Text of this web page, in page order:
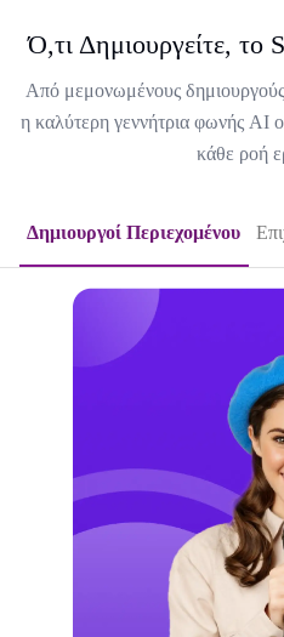
Ό,τι Δημιουργείτε, το
Από μεμονωμένους δημιουργούς
η καλύτερη γεννήτρια φωνής AI
κάθε ροή
Δημιουργοί Περιεχομένου